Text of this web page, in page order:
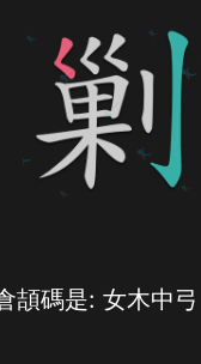
頡碼是: 女木中